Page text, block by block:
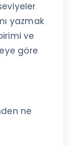
yazmak
ve
göre
ne